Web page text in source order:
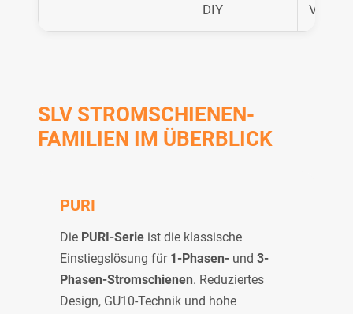
DIY
SLV STROMSCHIENEN-
FAMILIEN IM ÜBERBLICK
PURI
Die PURI-Serie ist die klassische
Einstiegslösung für 1-Phasen- und 3-
Phasen-Stromschienen. Reduziertes
Design, GU10-Technik und hohe